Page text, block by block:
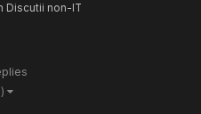
Discutii non-IT